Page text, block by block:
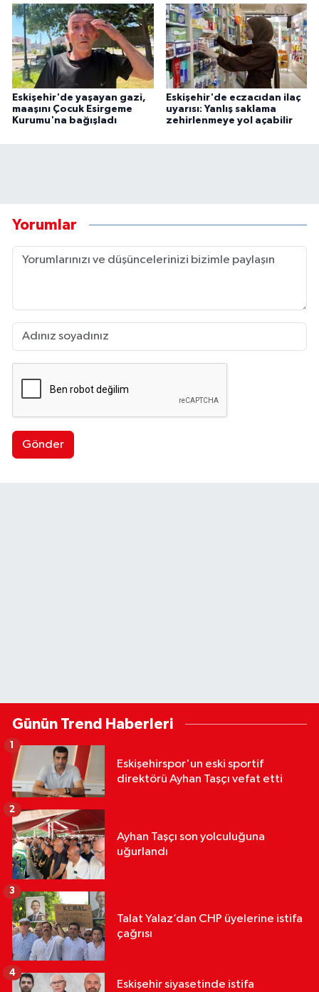
Eskişehir'de yaşayan gazi,
maaşını Çocuk Esirgeme
Kurumu'na bağışladı
Eskişehir'de eczacıdan ilaç
uyarısı: Yanlış saklama
zehirlenmeye yol açabilir
Yorumlar
Gönder
Günün Trend Haberleri
Eskişehirspor'un eski sportif
direktörü Ayhan Taşçı vefat etti
1
Ayhan Taşçı son yolculuğuna
uğurlandı
2
Talat Yalaz’dan CHP üyelerine istifa
çağrısı
3
Eskişehir siyasetinde istifa
4